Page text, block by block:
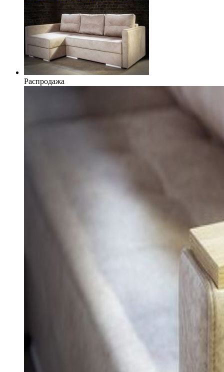
Распродажа